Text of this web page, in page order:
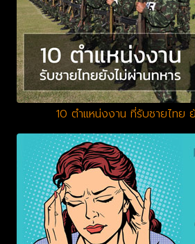
10 ตำแหน่งงาน ที่รับชายไทย